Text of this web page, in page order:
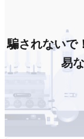
騙されないで
易